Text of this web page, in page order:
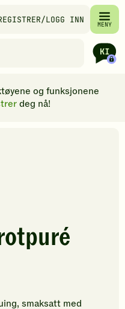
/LOGG INN MENY
og funksjonene
deg nå!
smaksatt med